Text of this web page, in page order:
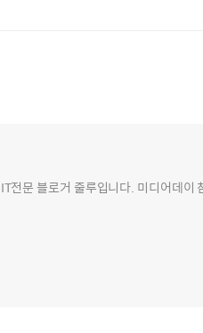
전문 블로거 줄루입니다. 미디어데이